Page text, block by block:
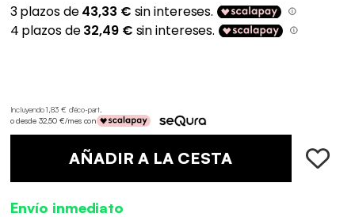
Incluyendo 1,83 € d'éco-part.
o desde 32,50 €/mes con
AÑADIR A LA CESTA
Envío inmediato